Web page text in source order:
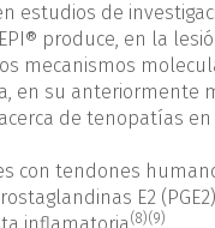
estudios de
produce, en la
mecanismos
en su anteriormente
de tenopatías
con tendones
E2
(8)(9)